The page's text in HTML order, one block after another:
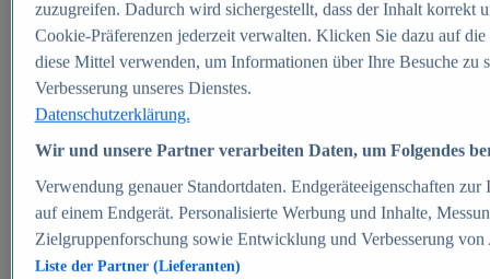
Zum Report
E-commerce
Beliebte Statistiken
Aktuelle Statistiken
E-Commerce - Entwicklung des Umsatzes in
Deutschland 1999-2025
Umsatz von Amazon in Deutschland und weltweit
2010-2025
B2C-E-Commerce: Top-50 Online Shops in
Deutschland 2024
Marktanteile von Online-Zahlungsverfahren in
Deutschland 2024
Umsatzstarke Warengruppen im Online-Handel in
Deutschland 2023-2025
zuzugreifen. Dadurch wird sichergestellt, dass der Inhalt korrekt
Cookie-Präferenzen jederzeit verwalten. Klicken Sie dazu auf
diese Mittel verwenden, um Informationen über Ihre Besuche
Verbesserung unseres Dienstes.
Datenschutzerklärung.
Wir und unsere Partner verarbeiten Daten, um Folgendes
Verwendung genauer Standortdaten. Endgeräteeigenschaften
auf einem Endgerät. Personalisierte Werbung und Inhalte,
Zielgruppenforschung sowie Entwicklung und Verbesserung von
Liste der Partner (Lieferanten)